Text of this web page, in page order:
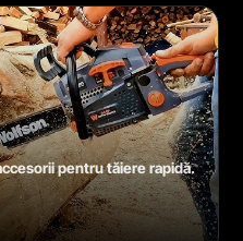
pentru tăiere rapidă.